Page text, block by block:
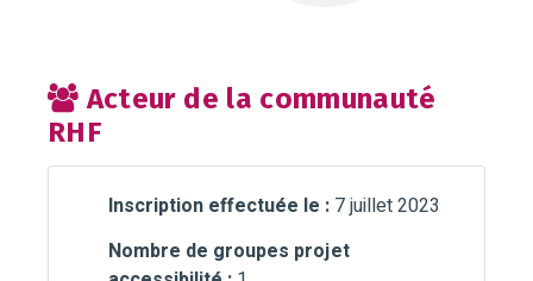
Acteur de la communauté
RHF
Inscription effectuée le : 7 juillet 2023
Nombre de groupes projet